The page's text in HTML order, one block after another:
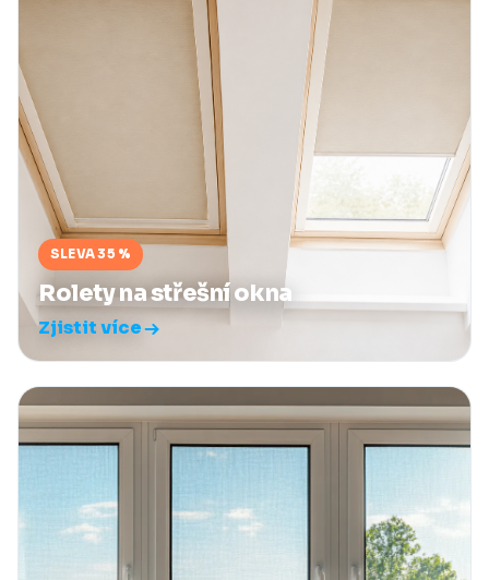
SLEVA 35 %
Rolety na střešní okna
Zjistit více